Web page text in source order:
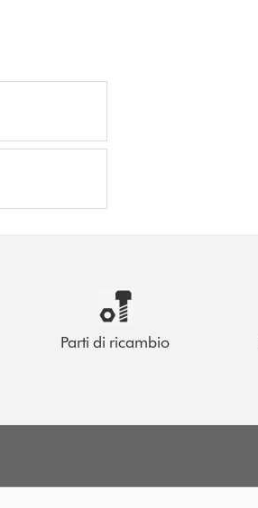
Parti di ricambio